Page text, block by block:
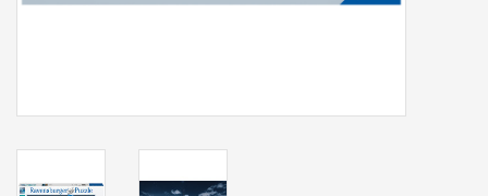
Contact/Locatie